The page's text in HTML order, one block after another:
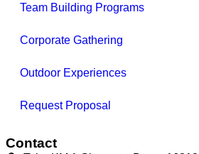
Team Building Programs
Corporate Gathering
Outdoor Experiences
Request Proposal
Contact